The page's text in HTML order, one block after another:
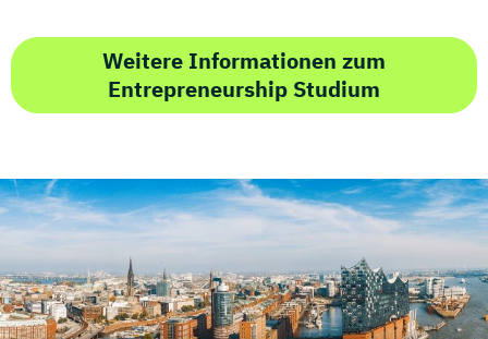
Weitere Informationen zum
Entrepreneurship Studium